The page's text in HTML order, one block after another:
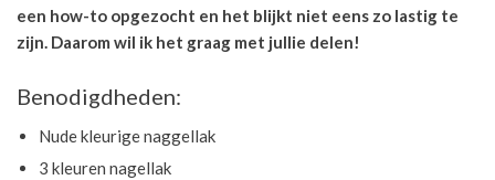
een how-to opgezocht en het blijkt niet eens zo lastig te
zijn. Daarom wil ik het graag met jullie delen!
Benodigdheden:
Nude kleurige naggellak
3 kleuren nagellak